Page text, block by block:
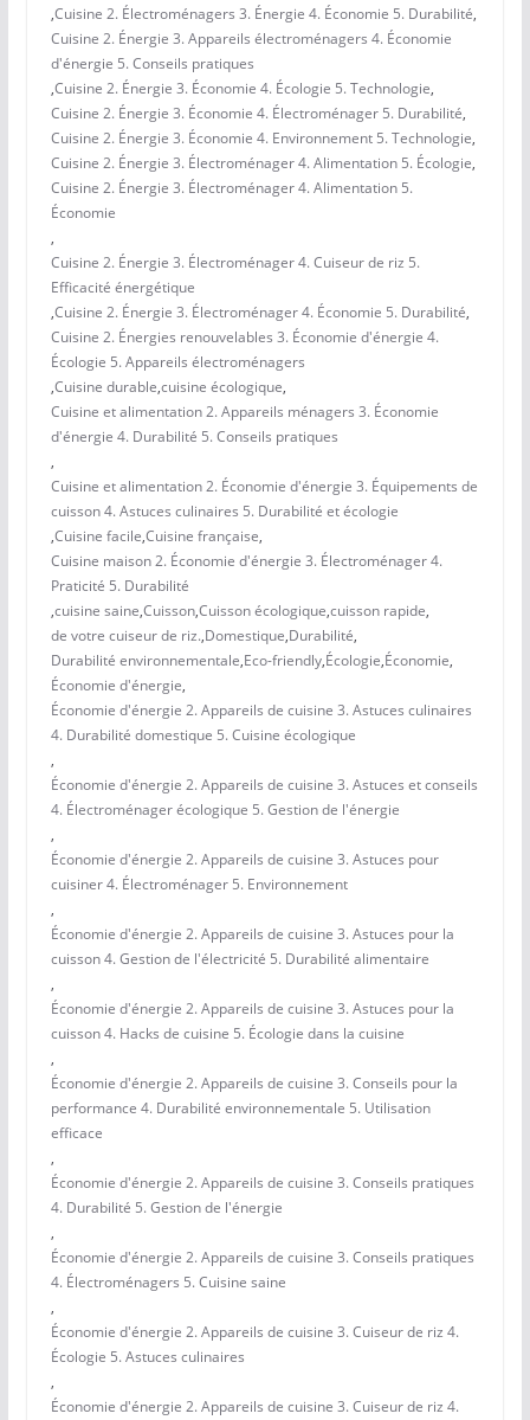
,Cuisine 2. Électroménagers 3. Énergie 4. Économie 5. Durabilité,
Cuisine 2. Énergie 3. Appareils électroménagers 4. Économie
d'énergie 5. Conseils pratiques
,Cuisine 2. Énergie 3. Économie 4. Écologie 5. Technologie,
Cuisine 2. Énergie 3. Économie 4. Électroménager 5. Durabilité,
Cuisine 2. Énergie 3. Économie 4. Environnement 5. Technologie,
Cuisine 2. Énergie 3. Électroménager 4. Alimentation 5. Écologie,
Cuisine 2. Énergie 3. Électroménager 4. Alimentation 5.
Économie
,
Cuisine 2. Énergie 3. Électroménager 4. Cuiseur de riz 5.
Efficacité énergétique
,Cuisine 2. Énergie 3. Électroménager 4. Économie 5. Durabilité,
Cuisine 2. Énergies renouvelables 3. Économie d'énergie 4.
Écologie 5. Appareils électroménagers
,Cuisine durable,cuisine écologique,
Cuisine et alimentation 2. Appareils ménagers 3. Économie
d'énergie 4. Durabilité 5. Conseils pratiques
,
Cuisine et alimentation 2. Économie d'énergie 3. Équipements de
cuisson 4. Astuces culinaires 5. Durabilité et écologie
,Cuisine facile,Cuisine française,
Cuisine maison 2. Économie d'énergie 3. Électroménager 4.
Praticité 5. Durabilité
,cuisine saine,Cuisson,Cuisson écologique,cuisson rapide,
de votre cuiseur de riz.,Domestique,Durabilité,
Durabilité environnementale,Eco-friendly,Écologie,Économie,
Économie d'énergie,
Économie d'énergie 2. Appareils de cuisine 3. Astuces culinaires
4. Durabilité domestique 5. Cuisine écologique
,
Économie d'énergie 2. Appareils de cuisine 3. Astuces et conseils
4. Électroménager écologique 5. Gestion de l'énergie
,
Économie d'énergie 2. Appareils de cuisine 3. Astuces pour
cuisiner 4. Électroménager 5. Environnement
,
Économie d'énergie 2. Appareils de cuisine 3. Astuces pour la
cuisson 4. Gestion de l'électricité 5. Durabilité alimentaire
,
Économie d'énergie 2. Appareils de cuisine 3. Astuces pour la
cuisson 4. Hacks de cuisine 5. Écologie dans la cuisine
,
Économie d'énergie 2. Appareils de cuisine 3. Conseils pour la
performance 4. Durabilité environnementale 5. Utilisation
efficace
,
Économie d'énergie 2. Appareils de cuisine 3. Conseils pratiques
4. Durabilité 5. Gestion de l'énergie
,
Économie d'énergie 2. Appareils de cuisine 3. Conseils pratiques
4. Électroménagers 5. Cuisine saine
,
Économie d'énergie 2. Appareils de cuisine 3. Cuiseur de riz 4.
Écologie 5. Astuces culinaires
,
Économie d'énergie 2. Appareils de cuisine 3. Cuiseur de riz 4.